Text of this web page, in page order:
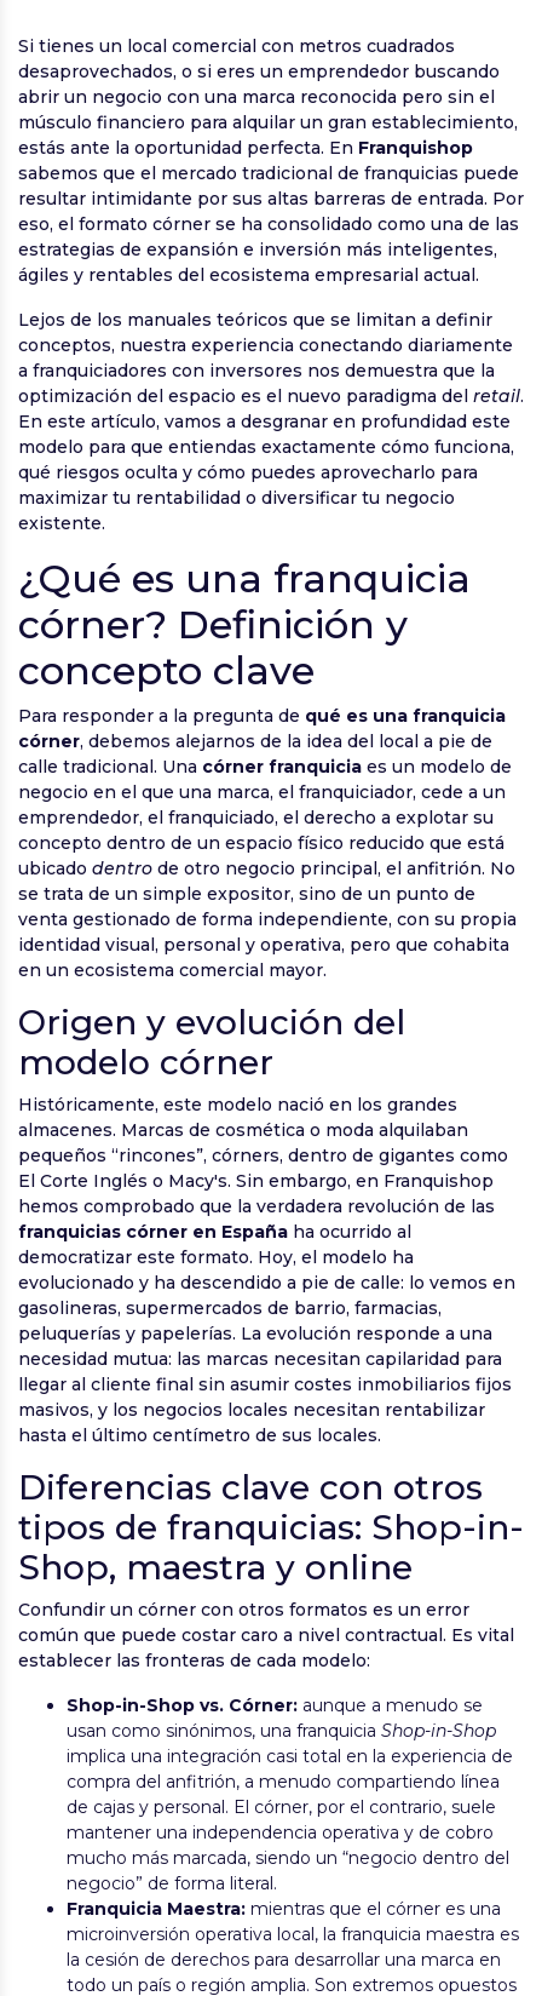
Si tienes un local comercial con metros cuadrados
desaprovechados, o si eres un emprendedor buscando
abrir un negocio con una marca reconocida pero sin el
músculo financiero para alquilar un gran establecimiento,
estás ante la oportunidad perfecta. En Franquishop
sabemos que el mercado tradicional de franquicias puede
resultar intimidante por sus altas barreras de entrada. Por
eso, el formato córner se ha consolidado como una de las
estrategias de expansión e inversión más inteligentes,
ágiles y rentables del ecosistema empresarial actual.
Lejos de los manuales teóricos que se limitan a definir
conceptos, nuestra experiencia conectando diariamente
a franquiciadores con inversores nos demuestra que la
optimización del espacio es el nuevo paradigma del retail.
En este artículo, vamos a desgranar en profundidad este
modelo para que entiendas exactamente cómo funciona,
qué riesgos oculta y cómo puedes aprovecharlo para
maximizar tu rentabilidad o diversificar tu negocio
existente.
¿Qué es una franquicia
córner? Definición y
concepto clave
Para responder a la pregunta de qué es una franquicia
córner, debemos alejarnos de la idea del local a pie de
calle tradicional. Una córner franquicia es un modelo de
negocio en el que una marca, el franquiciador, cede a un
emprendedor, el franquiciado, el derecho a explotar su
concepto dentro de un espacio físico reducido que está
ubicado dentro de otro negocio principal, el anfitrión. No
se trata de un simple expositor, sino de un punto de
venta gestionado de forma independiente, con su propia
identidad visual, personal y operativa, pero que cohabita
en un ecosistema comercial mayor.
Origen y evolución del
modelo córner
Históricamente, este modelo nació en los grandes
almacenes. Marcas de cosmética o moda alquilaban
pequeños “rincones”, córners, dentro de gigantes como
El Corte Inglés o Macy's. Sin embargo, en Franquishop
hemos comprobado que la verdadera revolución de las
franquicias córner en España ha ocurrido al
democratizar este formato. Hoy, el modelo ha
evolucionado y ha descendido a pie de calle: lo vemos en
gasolineras, supermercados de barrio, farmacias,
peluquerías y papelerías. La evolución responde a una
necesidad mutua: las marcas necesitan capilaridad para
llegar al cliente final sin asumir costes inmobiliarios fijos
masivos, y los negocios locales necesitan rentabilizar
hasta el último centímetro de sus locales.
Diferencias clave con otros
tipos de franquicias: Shop-in-
Shop, maestra y online
Confundir un córner con otros formatos es un error
común que puede costar caro a nivel contractual. Es vital
establecer las fronteras de cada modelo:
Shop-in-Shop vs. Córner: aunque a menudo se
usan como sinónimos, una franquicia Shop-in-Shop
implica una integración casi total en la experiencia de
compra del anfitrión, a menudo compartiendo línea
de cajas y personal. El córner, por el contrario, suele
mantener una independencia operativa y de cobro
mucho más marcada, siendo un “negocio dentro del
negocio” de forma literal.
Franquicia Maestra: mientras que el córner es una
microinversión operativa local, la franquicia maestra es
la cesión de derechos para desarrollar una marca en
todo un país o región amplia. Son extremos opuestos